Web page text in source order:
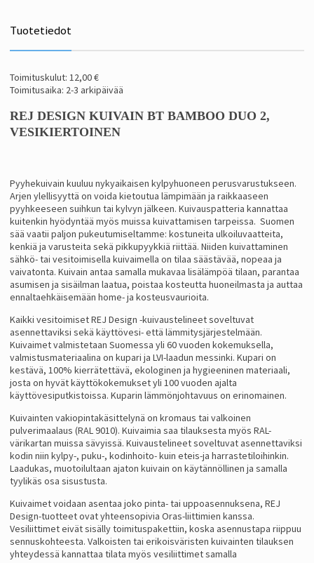
Tuotetiedot
Toimituskulut: 12,00 €
Toimitusaika: 2-3 arkipäivää
REJ DESIGN KUIVAIN BT BAMBOO DUO 2,
VESIKIERTOINEN
Pyyhekuivain kuuluu nykyaikaisen kylpyhuoneen perusvarustukseen.
Arjen ylellisyyttä on voida kietoutua lämpimään ja raikkaaseen
pyyhkeeseen suihkun tai kylvyn jälkeen. Kuivauspatteria kannattaa
kuitenkin hyödyntää myös muissa kuivattamisen tarpeissa. Suomen
sää vaatii paljon pukeutumiseltamme: kostuneita ulkoiluvaatteita,
kenkiä ja varusteita sekä pikkupyykkiä riittää. Niiden kuivattaminen
sähkö- tai vesitoimisella kuivaimella on tilaa säästävää, nopeaa ja
vaivatonta. Kuivain antaa samalla mukavaa lisälämpöä tilaan, parantaa
asumisen ja sisäilman laatua, poistaa kosteutta huoneilmasta ja auttaa
ennaltaehkäisemään home- ja kosteusvaurioita.
Kaikki vesitoimiset REJ Design -kuivaustelineet soveltuvat
asennettaviksi sekä käyttövesi- että lämmitysjärjestelmään.
Kuivaimet valmistetaan Suomessa yli 60 vuoden kokemuksella,
valmistusmateriaalina on kupari ja LVI-laadun messinki. Kupari on
kestävä, 100% kierrätettävä, ekologinen ja hygieeninen materiaali,
josta on hyvät käyttökokemukset yli 100 vuoden ajalta
käyttövesiputkistoissa. Kuparin lämmönjohtavuus on erinomainen.
Kuivainten vakiopintakäsittelynä on kromaus tai valkoinen
pulverimaalaus (RAL 9010). Kuivaimia saa tilauksesta myös RAL-
värikartan muissa sävyissä. Kuivaustelineet soveltuvat asennettaviksi
kodin niin kylpy-, puku-, kodinhoito- kuin eteis-ja harrastetiloihinkin.
Laadukas, muotoilultaan ajaton kuivain on käytännöllinen ja samalla
tyylikäs osa sisustusta.
Kuivaimet voidaan asentaa joko pinta- tai uppoasennuksena, REJ
Design-tuotteet ovat yhteensopivia Oras-liittimien kanssa.
Vesiliittimet eivät sisälly toimituspakettiin, koska asennustapa riippuu
sennuskohteesta. Valkoisten tai erikoisväristen kuivainten tilauksen
yhteydessä kannattaa tilata myös vesiliittimet samalla